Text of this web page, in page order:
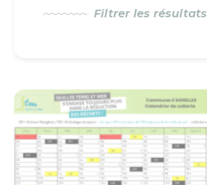
Filtrer les résultats